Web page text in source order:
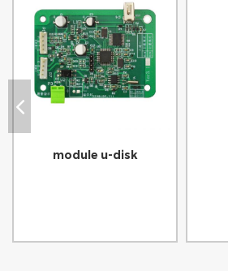
module u-disk